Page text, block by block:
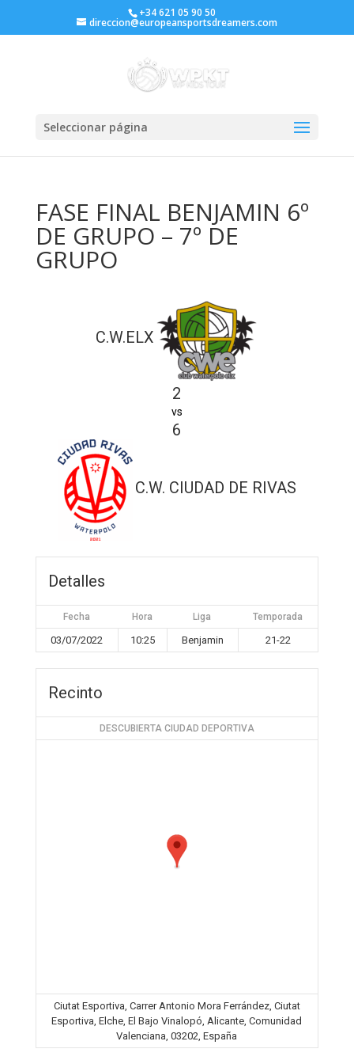
+34 621 05 90 50
direccion@europeansportsdreamers.com
Seleccionar página
FASE FINAL BENJAMIN 6º
DE GRUPO – 7º DE
GRUPO
C.W.ELX
2
vs
6
C.W. CIUDAD DE RIVAS
Detalles
Fecha Hora Liga Temporada
03/07/2022 10:25 Benjamin 21-22
Recinto
DESCUBIERTA CIUDAD DEPORTIVA
Ciutat Esportiva, Carrer Antonio Mora Ferrández, Ciutat
Esportiva, Elche, El Bajo Vinalopó, Alicante, Comunidad
Valenciana, 03202, España